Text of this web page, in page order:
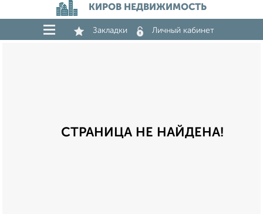
КИРОВ НЕДВИЖИМОСТЬ
Закладки Личный кабинет
СТРАНИЦА НЕ НАЙДЕНА!